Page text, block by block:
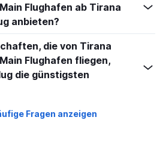
Flughafen ab Tirana
anbieten?
die von Tirana
Flughafen fliegen,
die günstigsten
Fragen anzeigen